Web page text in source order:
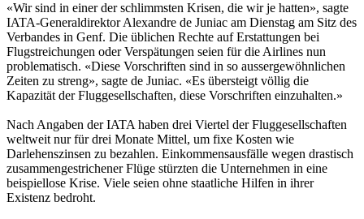
«Wir sind in einer der schlimmsten Krisen, die wir je hatten», sagte
IATA-Generaldirektor Alexandre de Juniac am Dienstag am Sitz des
Verbandes in Genf. Die üblichen Rechte auf Erstattungen bei
Flugstreichungen oder Verspätungen seien für die Airlines nun
problematisch. «Diese Vorschriften sind in so aussergewöhnlichen
Zeiten zu streng», sagte de Juniac. «Es übersteigt völlig die
Kapazität der Fluggesellschaften, diese Vorschriften einzuhalten.»
Nach Angaben der IATA haben drei Viertel der Fluggesellschaften
weltweit nur für drei Monate Mittel, um fixe Kosten wie
Darlehenszinsen zu bezahlen. Einkommensausfälle wegen drastisch
zusammengestrichener Flüge stürzten die Unternehmen in eine
beispiellose Krise. Viele seien ohne staatliche Hilfen in ihrer
Existenz bedroht.